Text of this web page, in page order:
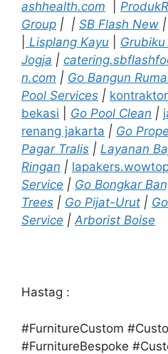
ashhealth.com
Group | | SB Flash New |
Lisplang Kayu
Jogja |
n.com | Go Bangun
Pool Services |
bekasi
Go Pool Clean |
renang jakarta | Go
Pagar Tralis | Layanan
Ringan |
Service | Go Bongkar
Trees | Go Pijat-Urut |
Service | Arborist Boise
Hastag :
#FurnitureCustom
#FurnitureBespoke